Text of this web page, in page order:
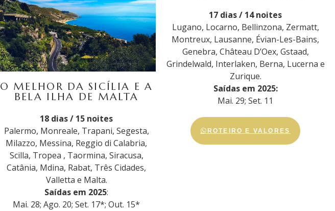
O MELHOR DA SICÍLIA E A
BELA ILHA DE MALTA
18 dias / 15 noites
Palermo, Monreale, Trapani, Segesta,
Milazzo, Messina, Reggio di Calabria,
Scilla, Tropea , Taormina, Siracusa,
Catânia, Mdina, Rabat, Três Cidades,
Valletta e Malta.
Saídas em 2025:
Mai. 28; Ago. 20; Set. 17*; Out. 15*
17 dias / 14 noites
Lugano, Locarno, Bellinzona, Zermatt,
Montreux, Lausanne, Évian-Les-Bains,
Genebra, Château D’Oex, Gstaad,
Grindelwald, Interlaken, Berna, Lucerna e
Zurique.
Saídas em 2025:
Mai. 29; Set. 11
ROTEIRO E VALORES